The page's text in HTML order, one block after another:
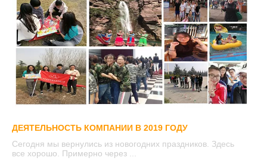
ДЕЯТЕЛЬНОСТЬ КОМПАНИИ В 2019 ГОДУ
Сегодня мы вернулись из новогодних праздников. Здесь
все хорошо. Примерно через ...